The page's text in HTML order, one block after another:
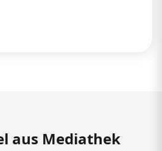
aus Mediathek